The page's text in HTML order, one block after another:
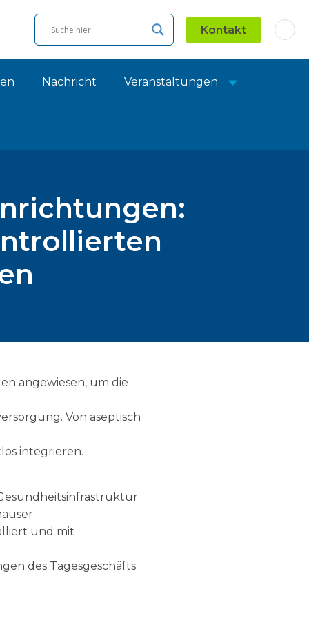
Kontakt
Nachricht Veranstaltungen
angewiesen, um die
Von aseptisch
integrieren.
und mit
des Tagesgeschäfts